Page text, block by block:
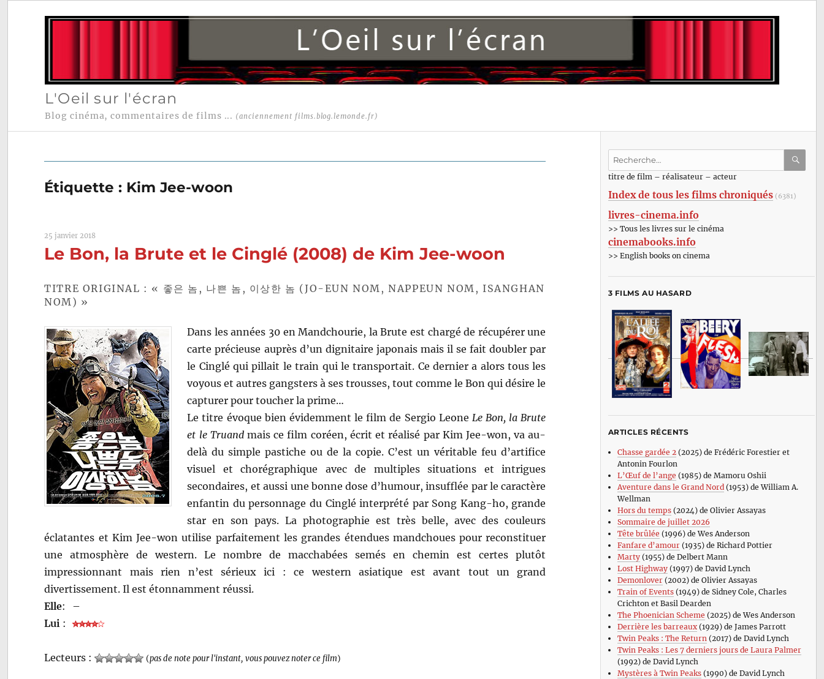
L'Oeil sur l'écran
Blog cinéma, commentaires de films ... (anciennement films.blog.lemonde.fr)
Étiquette : Kim Jee-woon
25 janvier 2018
Le Bon, la Brute et le Cinglé (2008) de Kim Jee-woon
TITRE ORIGINAL : « 좋은 놈, 나쁜 놈, 이상한 놈 (JO-EUN NOM, NAPPEUN NOM, ISANGHAN
NOM) »
Dans les années 30 en Mandchourie, la Brute est chargé de récupérer une
carte précieuse auprès d’un dignitaire japonais mais il se fait doubler par
le Cinglé qui pillait le train qui le transportait. Ce dernier a alors tous les
voyous et autres gangsters à ses trousses, tout comme le Bon qui désire le
capturer pour toucher la prime…
Le titre évoque bien évidemment le film de Sergio Leone Le Bon, la Brute
et le Truandmais ce film coréen, écrit et réalisé par Kim Jee-won, va au-
delà du simple pastiche ou de la copie. C’est un véritable feu d’artifice
visuel et chorégraphique avec de multiples situations et intrigues
secondaires, et aussi une bonne dose d’humour, insufflée par le caractère
enfantin du personnage du Cinglé interprété par Song Kang-ho, grande
star en son pays. La photographie est très belle, avec des couleurs
éclatantes et Kim Jee-won utilise parfaitement les grandes étendues mandchoues pour reconstituer
une atmosphère de western. Le nombre de macchabées semés en chemin est certes plutôt
impressionnant mais rien n’est sérieux ici : ce western asiatique est avant tout un grand
divertissement. Il est étonnamment réussi.
Elle:
–
Lui :
Lecteurs : (pas de note pour l'instant, vous pouvez noter ce film)
Recherche
:titre de film – réalisateur – acteur
Index de tous les films chroniqués (6381)
livres-cinema.info
>> Tous les livres sur le cinéma
cinemabooks.info
>> English books on cinema
3 FILMS AU HASARD
ARTICLES RÉCENTS
Chasse gardée 2(2025) de Frédéric Forestier et
Antonin Fourlon
L’Œuf de l’ange (1985) de Mamoru Oshii
Aventure dans le Grand Nord(1953) de William A.
Wellman
Hors du temps(2024) de Olivier Assayas
Sommaire de juillet 2026
Tête brûlée (1996) de Wes Anderson
Fanfare d’amour(1935) de Richard Pottier
Marty(1955) de Delbert Mann
Lost Highway(1997) de David Lynch
Demonlover(2002) de Olivier Assayas
Train of Events(1949) de Sidney Cole, Charles
Crichton et Basil Dearden
The Phoenician Scheme (2025) de Wes Anderson
Derrière les barreaux(1929) de James Parrott
Twin Peaks : The Return(2017) de David Lynch
Twin Peaks : Les 7 derniers jours de Laura Palmer
(1992) de David Lynch
Mystères à Twin Peaks(1990) de David Lynch